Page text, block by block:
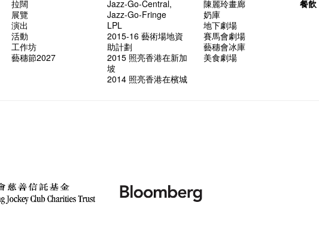
拉闊
展覽
演出
活動
工作坊
藝穗節2027
Jazz-Go-Central,
Jazz-Go-Fringe
LPL
2015-16 藝術場地資
助計劃
2015 照亮香港在新加
坡
2014 照亮香港在檳城
陳麗玲畫廊
奶庫
地下劇場
賽馬會劇場
藝穗會冰庫
美食劇場
餐飲